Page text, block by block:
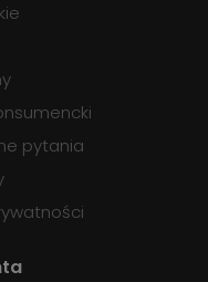
pytania